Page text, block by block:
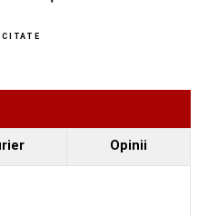
de o motocicletă pe
Opinii